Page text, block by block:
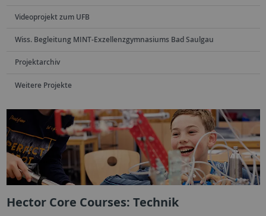
Videoprojekt zum UFB
Wiss. Begleitung MINT-Exzellenzgymnasiums Bad Saulgau
Projektarchiv
Weitere Projekte
Hector Core Courses: Technik